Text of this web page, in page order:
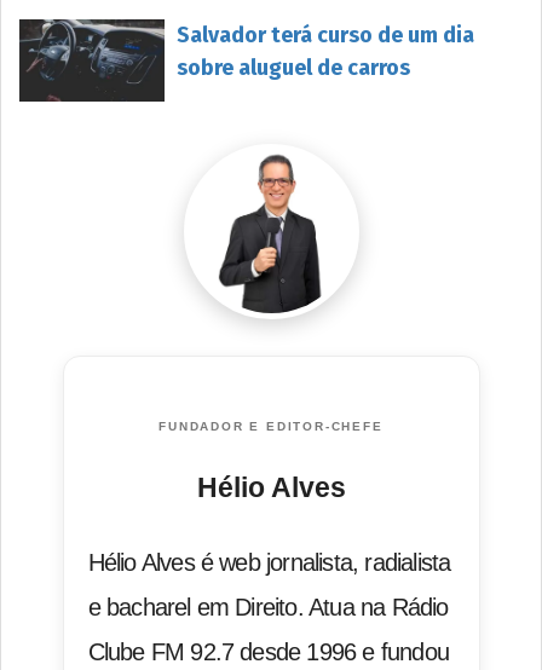
Salvador terá curso de um dia
sobre aluguel de carros
FUNDADOR E EDITOR-CHEFE
Hélio Alves
Hélio Alves é web jornalista, radialista
e bacharel em Direito. Atua na Rádio
Clube FM 92.7 desde 1996 e fundou